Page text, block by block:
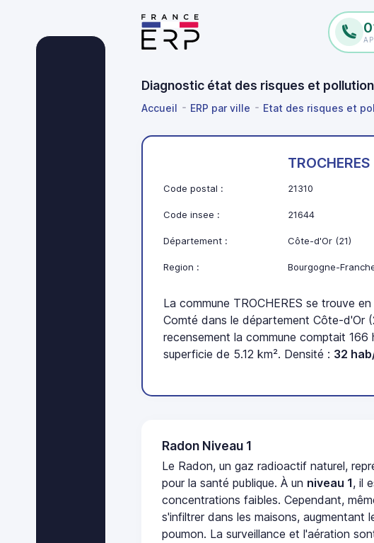
Diagnostic état des risques et pollution
Accueil ERP par ville Etat des risques et
TROCHERES
Code postal : 21310
Code insee : 21644
Département : Côte-d'Or (21)
Region : Bourgogne-
La commune TROCHERES se trouve
Comté dans le département Côte-d'Or
recensement la commune comptait 166
superficie de 5.12 km². Densité : 32
Radon Niveau 1
Le Radon, un gaz radioactif naturel,
pour la santé publique. À un niveau 1, il
concentrations faibles. Cependant,
s'infiltrer dans les maisons, augmentant
poumon. La surveillance et l'aération